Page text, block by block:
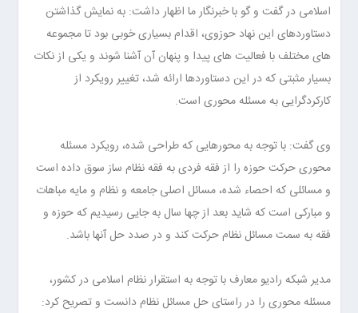
اسلامی در گفت و گو با خبرنگار ما اظهار داشت: به نمایش گذاشتن
دستاوردهای این نهاد حوزوی، اقدام بسیاری خوبی بود تا مجموعه
های مختلف با فعالیت های پیدا و پنهان آن آشنا شوند و یکی از نکات
بسیار مثبتی که در این دستاوردها ارائه شد، تغییر رویکرد از
کارکردگرایی به مسئله محوری است.
وی گفت: با توجه به محورهایی که طراحی شده، رویکرد مسئله
محوری حرکت حوزه را از فقه فردی به فقه نظام ساز سوق داده است
و مسائلی که احصاء شده، مسائل اصلی جامعه و نظام و مایه مباهات
و مبارکی است که شاید بعد از چها سال به جایی رسیدیم که حوزه و
فقه به سمت مسائل نظام حرکت کند و در صدد حل آنها باشد.
مدیر شبکه رادیو معارف با توجه به استقرار نظام اسلامی در کشور،
مسئله محوری را در راستای حل مسائل نظام دانست و تصریح کرد: